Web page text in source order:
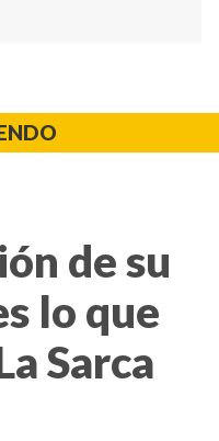
de su
lo que
Sarca